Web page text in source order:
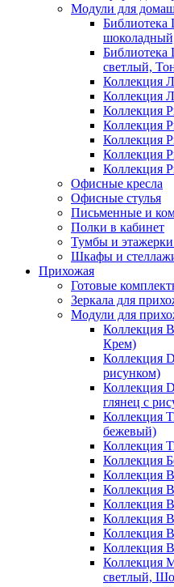
Модули для
светлый,
Коллекция
Коллекция
Коллекция
Коллекция
Коллекция
Коллекция
Коллекция
Офисные кресла
Офисные стулья
Письменные и
Полки в кабинет
Тумбы и
Шкафы и
Прихожая
Готовые
Зеркала для
Модули для
Коллекция
Крем)
Коллекция
рисунком)
Коллекция
глянец с
Коллекция
бежевый)
Коллекция
Коллекция
Коллекция
Коллекция
Коллекция
Коллекция
Коллекция
Коллекция
Коллекция
светлый,